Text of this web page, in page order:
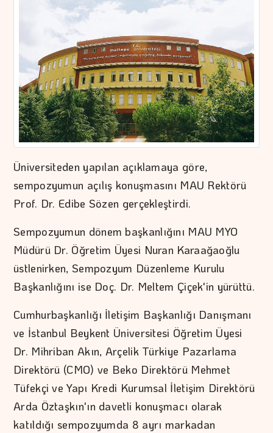
Üniversiteden yapılan açıklamaya göre,
sempozyumun açılış konuşmasını MAU Rektörü
Prof. Dr. Edibe Sözen gerçekleştirdi.
Sempozyumun dönem başkanlığını MAU MYO
Müdürü Dr. Öğretim Üyesi Nuran Karaağaoğlu
üstlenirken, Sempozyum Düzenleme Kurulu
Başkanlığını ise Doç. Dr. Meltem Çiçek'in yürüttü.
Cumhurbaşkanlığı İletişim Başkanlığı Danışmanı
ve İstanbul Beykent Üniversitesi Öğretim Üyesi
Dr. Mihriban Akın, Arçelik Türkiye Pazarlama
Direktörü (CMO) ve Beko Direktörü Mehmet
Tüfekçi ve Yapı Kredi Kurumsal İletişim Direktörü
Arda Öztaşkın'ın davetli konuşmacı olarak
katıldığı sempozyumda 8 ayrı markadan